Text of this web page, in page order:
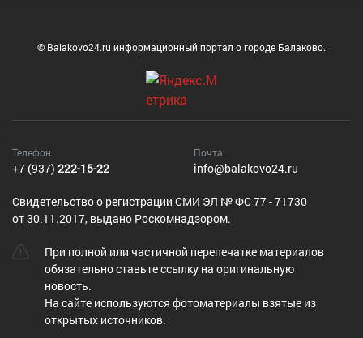
© Balakovo24.ru информационный портал о городе Балаково.
Телефон
+7 (937) 222-15-22
Почта
info@balakovo24.ru
Cвидетельство о регистрации СМИ ЭЛ № ФС 77 - 71730
от 30.11.2017, выдано Роскомнадзором.
При полной или частичной перепечатке материалов
обязательно ставьте ссылку на оригинальную
новость.
На сайте используются фотоматериалы взятые из
открытых источников.